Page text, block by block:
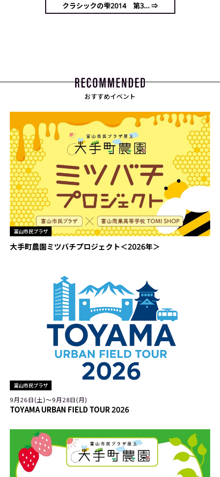
クラシックの雫2014 第3... ⇒
おすすめイベント
富山市民プラザ
大手町農園ミツバチプロジェクト＜2026年＞
富山市民プラザ
9月26日(土)〜9月28日(月)
TOYAMA URBAN FIELD TOUR 2026